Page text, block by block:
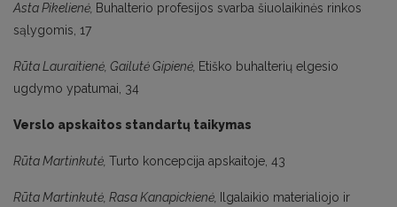
Asta Pikelienė, Buhalterio profesijos svarba šiuolaikinės rinkos
sąlygomis, 17
Rūta Lauraitienė, Gailutė Gipienė, Etiško buhalterių elgesio
ugdymo ypatumai, 34
Verslo apskaitos standartų taikymas
Rūta Martinkutė, Turto koncepcija apskaitoje, 43
Rūta Martinkutė, Rasa Kanapickienė,
Ilgalaikio materialiojo ir